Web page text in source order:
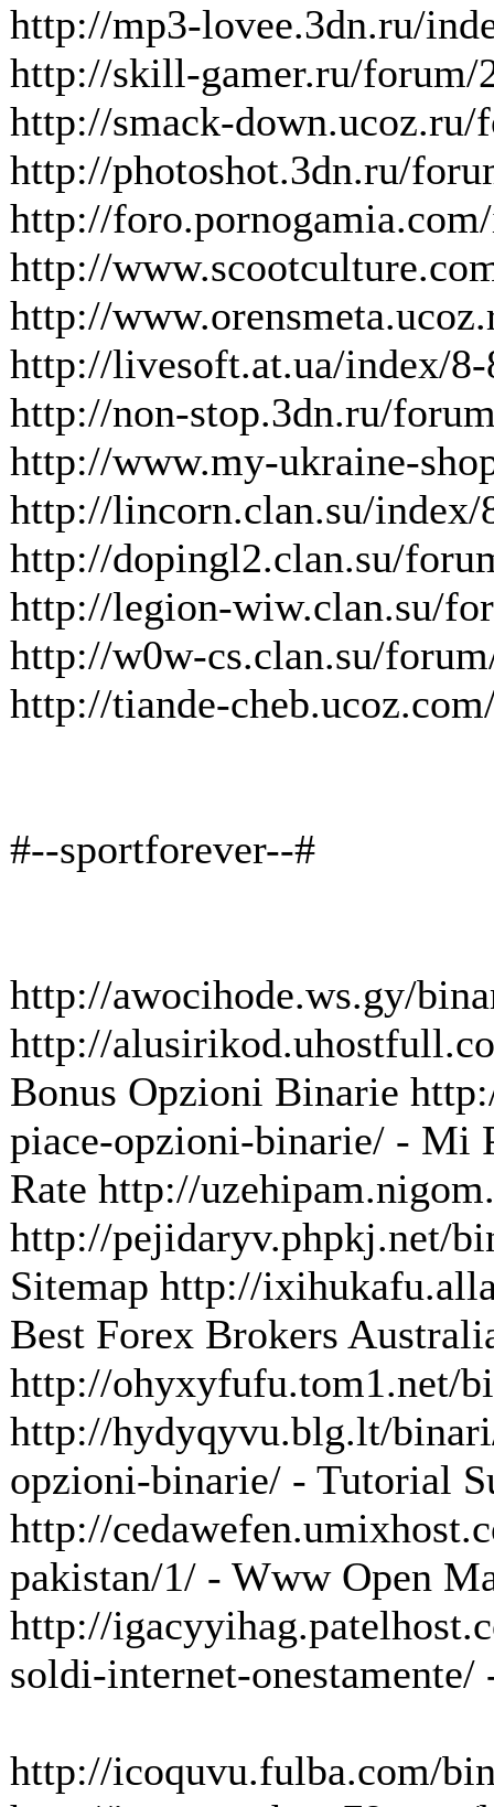
http://mp3-lovee.3dn.ru/
http://skill-gamer.ru/forum/
http://smack-
http://photoshot.3dn.ru/
http://
http://
http://
http://livesoft.at.ua/index/8-
http://non-stop.3dn.ru/
http://www.my-ukraine-
http://lincorn.clan.su/index/
http://dopingl2.clan.su/
http://legion-wiw.clan.su/
http://w0w-cs.clan.su/
http://tiande-
#--sportforever--#
http://awocihode.ws.gy/
http://
Bonus Opzioni Binarie
piace-opzioni-binarie/ - Mi
Rate http://
http://pejidaryv.phpkj.net/
Sitemap http://
Best Forex Brokers
http://ohyxyfufu.tom1.net/
http://hydyqyvu.blg.lt/
opzioni-binarie/ - Tutorial
http://
pakistan/1/ - Www Open
http://
soldi-internet-
http://icoquvu.fulba.com/